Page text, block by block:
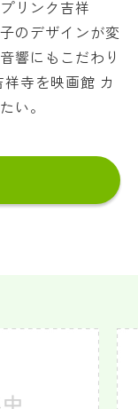
リンク吉祥
のデザインが変
響にもこだわり
寺を映画館 カ
い。